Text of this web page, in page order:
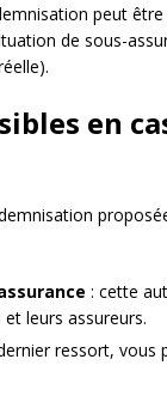
peut
de sous-
en
: cette
leurs assureurs.
ressort, vous